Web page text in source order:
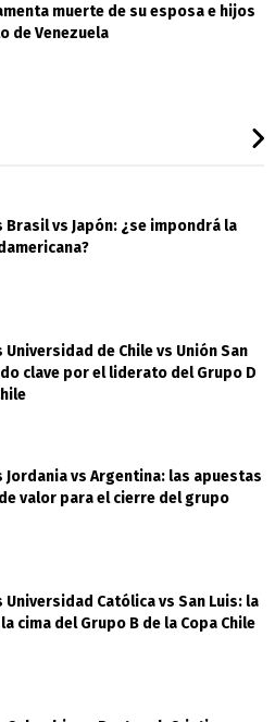
muerte de su esposa e hijos
de Venezuela
vs Japón: ¿se impondrá la
de Chile vs Unión San
clave por el liderato del Grupo D
vs Argentina: las apuestas
valor para el cierre del grupo
Católica vs San Luis: la
cima del Grupo B de la Copa Chile